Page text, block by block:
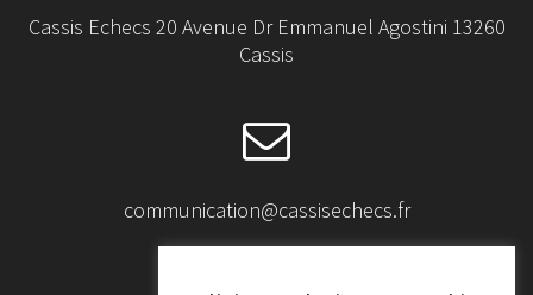
Cassis Echecs 20 Avenue Dr Emmanuel Agostini 13260
Cassis
communication@cassisechecs.fr